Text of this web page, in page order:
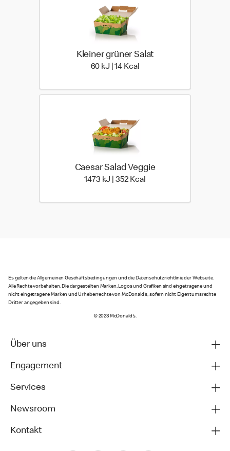
Kleiner grüner Salat
60 kJ | 14 Kcal
Caesar Salad Veggie
1473 kJ | 352 Kcal
Es gelten die Allgemeinen Geschäftsbedingungen und die Datenschutzrichtlinie der Webseite.
Alle Rechte vorbehalten. Die dargestellten Marken, Logos und Grafiken sind eingetragene und
nicht eingetragene Marken und Urheberrechte von McDonald's, sofern nicht Eigentumsrechte
Dritter angegeben sind.
© 2023 McDonald's.
Über uns
Engagement
Services
Newsroom
Kontakt